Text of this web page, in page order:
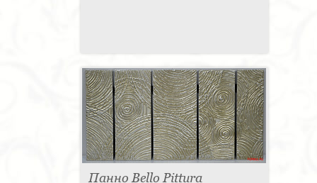
Панно Bello Pittura